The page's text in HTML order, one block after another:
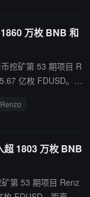
TRY 交易市场，
万枚 BNB 和
挖矿第 53 期项目 R
亿枚 FDUSD。
REZ/USDT、REZ/
Renzo
超 1803 万枚 BNB
第 53 期项目 Renz